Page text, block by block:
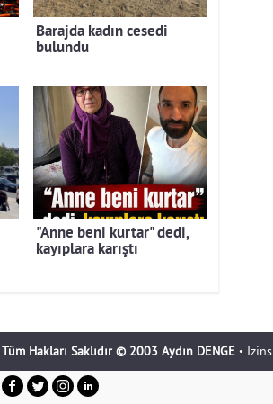
Barajda kadın cesedi
bulundu
"Anne beni kurtar" dedi,
kayıplara karıştı
Tüm Hakları Saklıdır © 2003 Aydın DENGE •